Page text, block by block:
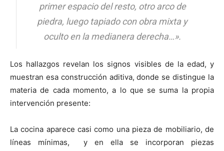
primer espacio del resto, otro arco de
piedra, luego tapiado con obra mixta y
oculto en la medianera derecha…».
Los hallazgos revelan los signos visibles de la edad, y
muestran esa construcción aditiva, donde se distingue la
materia de cada momento, a lo que se suma la propia
intervención presente:
La cocina aparece casi como una pieza de mobiliario, de
líneas mínimas, y en ella se incorporan piezas